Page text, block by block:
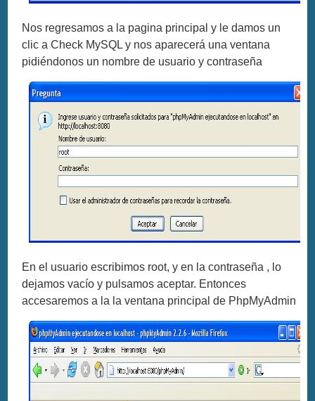
Nos regresamos a la pagina principal y le damos un
clic a Check MySQL y nos aparecerá una ventana
pidiéndonos un nombre de usuario y contraseña
En el usuario escribimos root, y en la contraseña , lo
dejamos vacío y pulsamos aceptar. Entonces
accesaremos a la la ventana principal de PhpMyAdmin